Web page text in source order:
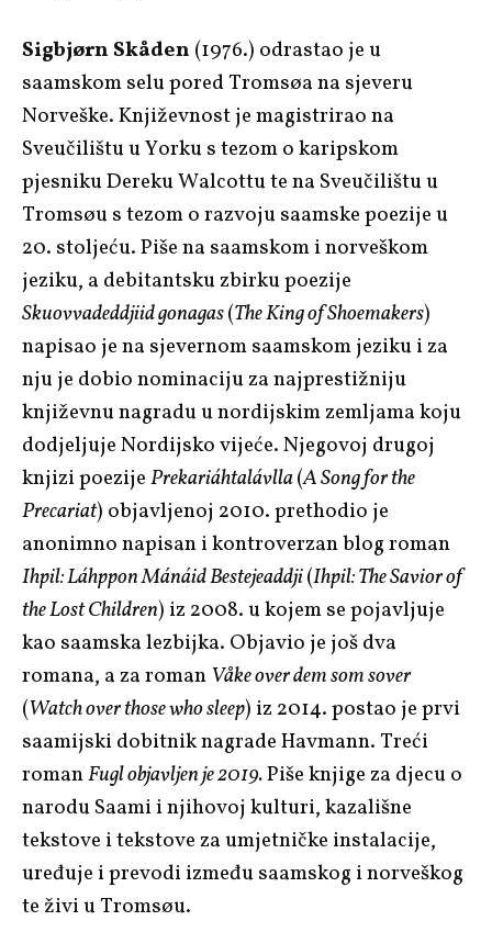
Sigbjørn Skåden (1976.) odrastao je u
saamskom selu pored Tromsøa na sjeveru
Norveške. Književnost je magistrirao na
Sveučilištu u Yorku s tezom o karipskom
pjesniku Dereku Walcottu te na Sveučilištu u
Tromsøu s tezom o razvoju saamske poezije u
20. stoljeću. Piše na saamskom i norveškom
jeziku, a debitantsku zbirku poezije
Skuovvadeddjiid gonagas(The King of Shoemakers)
napisao je na sjevernom saamskom jeziku i za
nju je dobio nominaciju za najprestižniju
književnu nagradu u nordijskim zemljama koju
dodjeljuje Nordijsko vijeće. Njegovoj drugoj
knjizi poezijePrekariáhtalávlla(A Song for the
Precariat) objavljenoj 2010. prethodio je
anonimno napisan i kontroverzan blog roman
Ihpil: Láhppon Mánáid Bestejeaddji(Ihpil: The Savior of
the Lost Children) iz 2008. u kojem se pojavljuje
kao saamska lezbijka. Objavio je još dva
romana, a za roman Våke over dem som sover
(Watch over those who sleep) iz 2014. postao je prvi
saamijski dobitnik nagrade Havmann. Treći
romanFuglobjavljen je 2019.Piše knjige za djecu o
narodu Saami i njihovoj kulturi, kazališne
tekstove i tekstove za umjetničke instalacije,
uređuje i prevodi između saamskog i norveškog
te živi u Tromsøu.